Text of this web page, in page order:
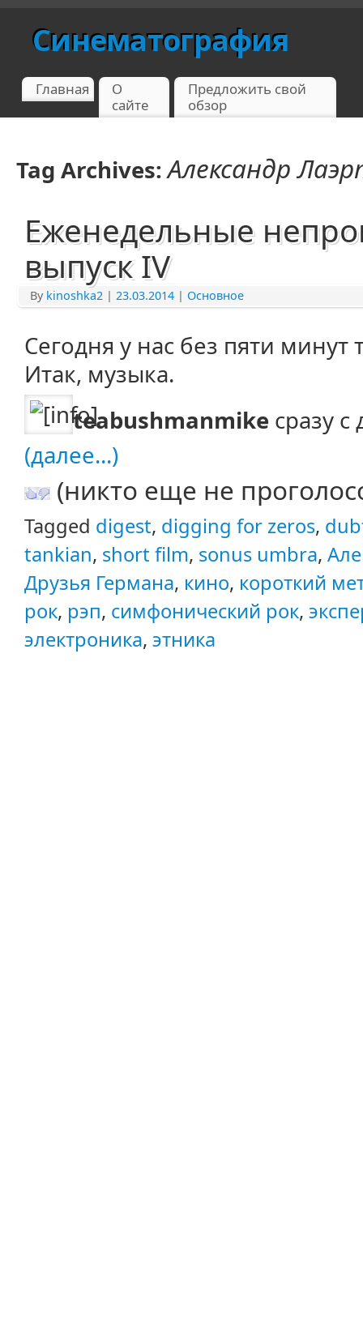
Синематография
Главная
О
сайте
Предложить свой
обзор
Tag Archives:Александр
Еженедельные
выпуск IV
By kinoshka2 | 23.03.2014 | Основное
Сегодня у нас без пяти минут
Итак, музыка.
teabushmanmike сразу
(далее...)
(никто еще не
Tagged digest, digging for zeros,
tankian, short film, sonus umbra,
Друзья Германа, кино, короткий
рок, рэп, симфонический рок,
электроника, этника